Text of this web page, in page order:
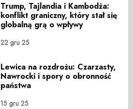
Trump, Tajlandia i Kambodża:
konflikt graniczny, który stał się
globalną grą o wpływy
22 gru 25
Lewica na rozdrożu: Czarzasty,
Nawrocki i spory o obronność
państwa
15 gru 25